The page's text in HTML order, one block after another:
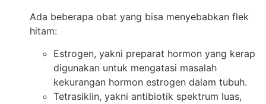
Ada beberapa obat yang bisa menyebabkan flek
hitam:
Estrogen, yakni preparat hormon yang kerap
digunakan untuk mengatasi masalah
kekurangan hormon estrogen dalam tubuh.
Tetrasiklin, yakni antibiotik spektrum luas,